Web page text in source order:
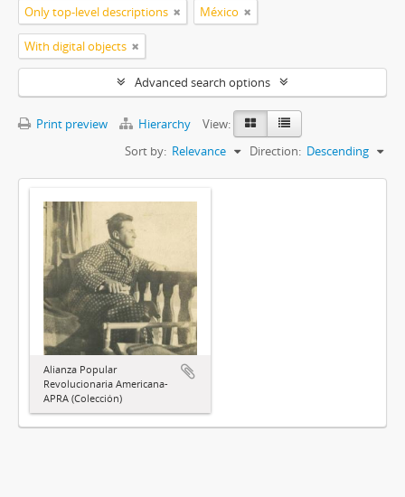
Only top-level descriptions México
With digital objects
Advanced search options
Print preview Hierarchy
View:
Sort by: Relevance Direction: Descending
Alianza Popular
Revolucionaria Americana-
APRA (Colección)